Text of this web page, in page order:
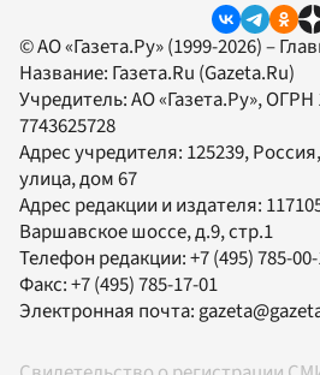
© АО «Газета.Ру» (1999-2026) –
Название: Газета.Ru (Gazeta.Ru)
Учредитель:АО «Газета.Ру», ОГРН
7743625728
Адрес учредителя: 125239,
улица, дом 67
Адрес редакции и издателя:
Варшавское шоссе, д.9, стр.1
Телефон редакции:+7 (495) 785-
Факс:+7 (495) 785-17-01
Электронная почта: